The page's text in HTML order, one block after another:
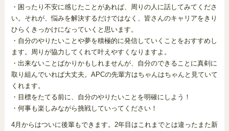
・困ったり不安に感じたことがあれば、周りの人に話してみてくださ
い。それが、悩みを解決するだけではなく、皆さんのキャリアをきり
ひらくきっかけになっていくと思います。
・自分のやりたいことや夢を積極的に発信していくことをおすすめし
ます。周りが協力してくれて叶えやすくなりますよ。
・出来ないことばかりかもしれませんが、自分のできることに真剣に
取り組んでいれば大丈夫。APCの先輩方はちゃんはちゃんと見ていて
くれます。
・目標をたてる前に、自分のやりたいことを明確にしよう！
・何事も楽しみながら挑戦していってください！
4月からはついに後輩もできます。2年目はこれまでとは違ったまた新